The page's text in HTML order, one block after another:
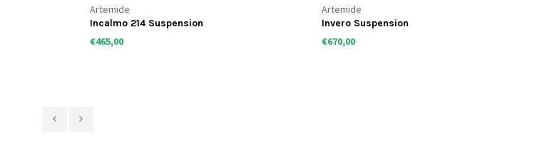
Artemide
Incalmo 214 Suspension
€465,00
Artemide
Invero Suspension
€670,00